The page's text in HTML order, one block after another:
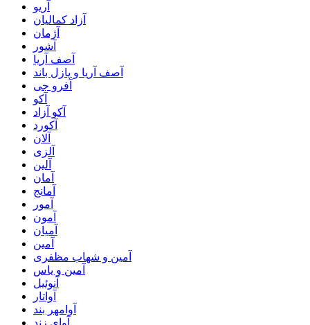
آریو
آزاد کمالیان
آژمان
آشور
آصف آریا
آصف آریا و پازل باند
آفرو جی
آکو
آکو آزاد
آکورد
آلان
آلزی
آلین
آمان
آمانج
آمور
آمون
آمیان
آمین
آمین و شهاب مظفری
آمین و یاس
آنوئیل
آواتار
آوامهر بند
آوای زند